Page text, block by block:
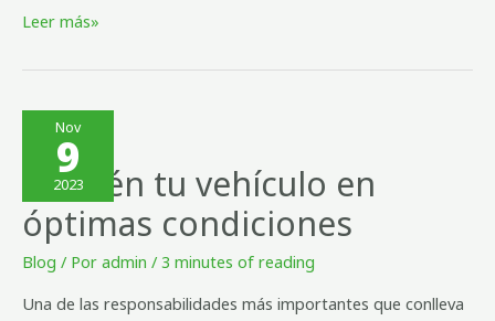
Leer más»
Nov
9
2023
Mantén tu vehículo en
óptimas condiciones
Blog / Por admin / 3 minutes of reading
Una de las responsabilidades más importantes que conlleva